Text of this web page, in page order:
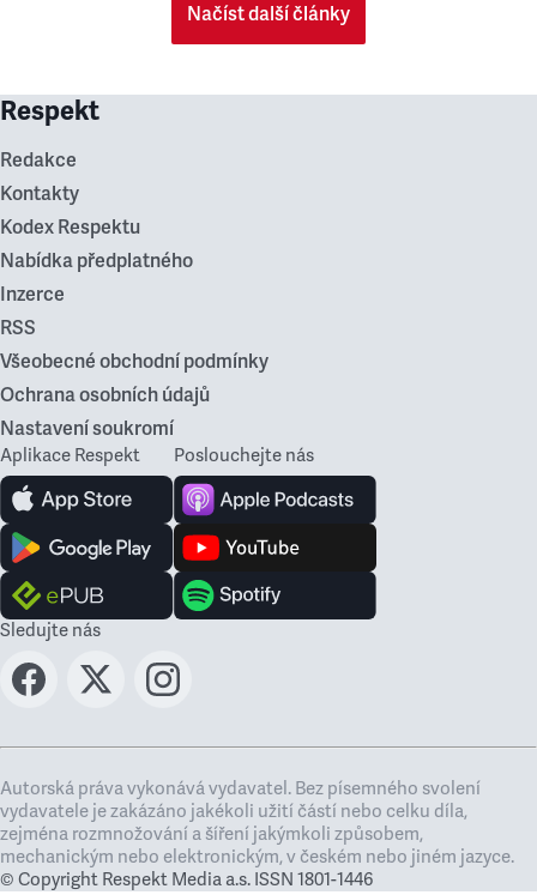
Načíst další články
Respekt
Redakce
Kontakty
Kodex Respektu
Nabídka předplatného
Inzerce
RSS
Všeobecné obchodní podmínky
Ochrana osobních údajů
Nastavení soukromí
Aplikace Respekt Poslouchejte nás
Sledujte nás
Autorská práva vykonává vydavatel. Bez písemného svolení
vydavatele je zakázáno jakékoli užití částí nebo celku díla,
zejména rozmnožování a šíření jakýmkoli způsobem,
mechanickým nebo elektronickým, v českém nebo jiném jazyce.
© Copyright Respekt Media a.s. ISSN 1801-1446